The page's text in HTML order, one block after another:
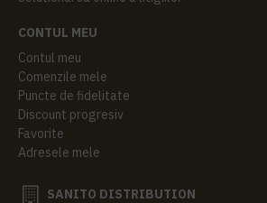
CONTUL MEU
Contul meu
Comenzile mele
Puncte de fidelitate
Discount progresiv
Favorite
Adresele mele
SANITO DISTRIBUTION